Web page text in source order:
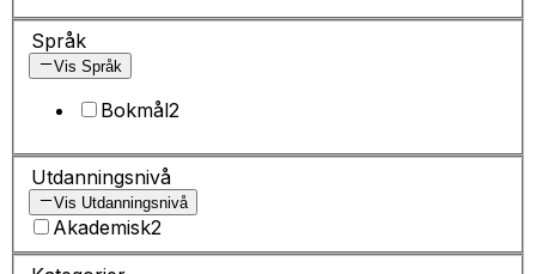
Språk
Vis Språk
Bokmål2
Utdanningsnivå
Vis Utdanningsnivå
Akademisk2